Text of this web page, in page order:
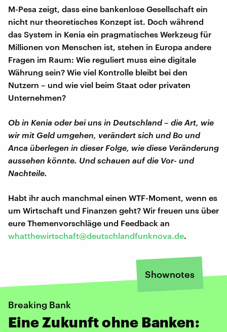
M-Pesa zeigt, dass eine bankenlose Gesellschaft ein
nicht nur theoretisches Konzept ist. Doch während
das System in Kenia ein pragmatisches Werkzeug für
Millionen von Menschen ist, stehen in Europa andere
Fragen im Raum: Wie reguliert muss eine digitale
Währung sein? Wie viel Kontrolle bleibt bei den
Nutzern – und wie viel beim Staat oder privaten
Unternehmen?
Ob in Kenia oder bei uns in Deutschland – die Art, wie
wir mit Geld umgehen, verändert sich und Bo und
Anca überlegen in dieser Folge, wie diese Veränderung
aussehen könnte. Und schauen auf die Vor- und
Nachteile.
Habt ihr auch manchmal einen WTF-Moment, wenn es
um Wirtschaft und Finanzen geht? Wir freuen uns über
eure Themenvorschläge und Feedback an
whatthewirtschaft@deutschlandfunknova.de.
Shownotes
Breaking Bank
Eine Zukunft ohne Banken: